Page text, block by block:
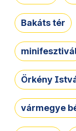
Bakáts tér
Örkény
vármegye